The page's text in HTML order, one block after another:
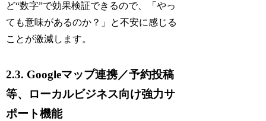
ど“数字”で効果検証できるので、「やっ
ても意味があるのか？」と不安に感じる
ことが激減します。
2.3. Googleマップ連携／予約投稿
等、ローカルビジネス向け強力サ
ポート機能